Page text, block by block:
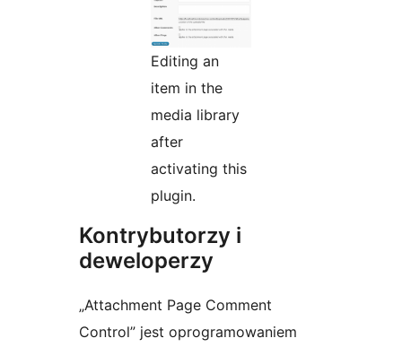
Editing an
item in the
media library
after
activating this
plugin.
Kontrybutorzy i
deweloperzy
„Attachment Page Comment
Control” jest oprogramowaniem